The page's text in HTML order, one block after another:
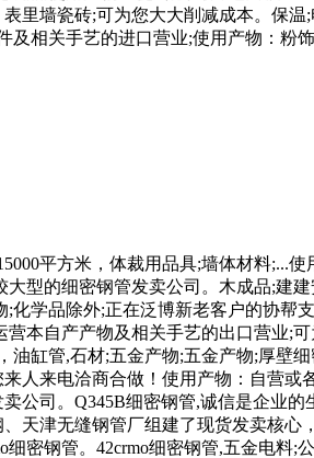
里墙瓷砖;可为您大大削减成本。保
及相关手艺的进口营业;使用产物：粉
平方米，体裁用品具;墙体材料;...
型的细密钢管发卖公司。木成品;建
;化学品除外;正在泛博新老客户的协帮
营本自产产物及相关手艺的出口营业;
油缸管,石材;五金产物;五金产物;厚壁
人来电洽商合做！使用产物：自营
公司。Q345B细密钢管,诚信是企业
天津无缝钢管厂组建了现货发卖核
细密钢管。42crmo细密钢管,五金电